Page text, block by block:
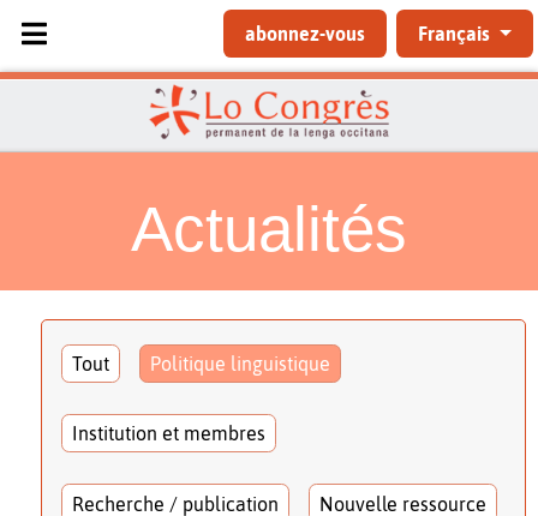
Sélectionnez votre langue
abonnez-vous Français
Actualités
Tout Politique linguistique
Institution et membres
Recherche / publication Nouvelle ressource